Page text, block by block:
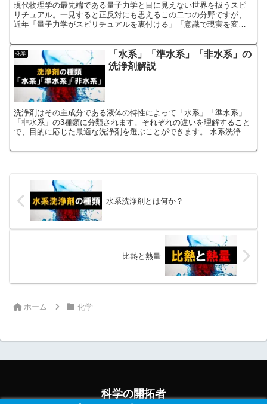
現代物理学の最先端である量子力学と目に見えない世界を扱うスピ
リチュアル。一見すると正反対にも思えるこの二つの分野ですが、
近年「量子力学がスピリチュアルを裏付ける」「意識で現実を変え
己...
化学
「水系」「準水系」「非水系」の
洗浄剤解説
洗浄剤はその主成分である液体の特性によって「水系」「準水系」
「非水系」の3種類に分類されます。それぞれの違いを理解すること
で、目的に応じた最適な洗浄剤を選ぶことができます。 水系洗浄剤
水系洗浄剤とは何か？
比熱と熱量
ホーム 化学
科学の開拓者